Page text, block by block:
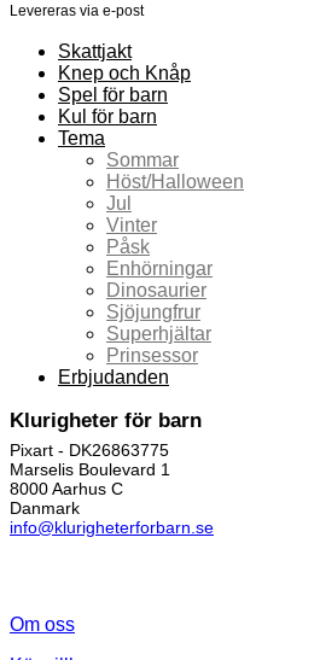
Levereras via e-post
Skattjakt
Knep och Knåp
Spel för barn
Kul för barn
Tema
Sommar
Höst/Halloween
Jul
Vinter
Påsk
Enhörningar
Dinosaurier
Sjöjungfrur
Superhjältar
Prinsessor
Erbjudanden
Klurigheter för barn
Pixart - DK26863775
Marselis Boulevard 1
8000 Aarhus C
Danmark
info@klurigheterforbarn.se
Om oss